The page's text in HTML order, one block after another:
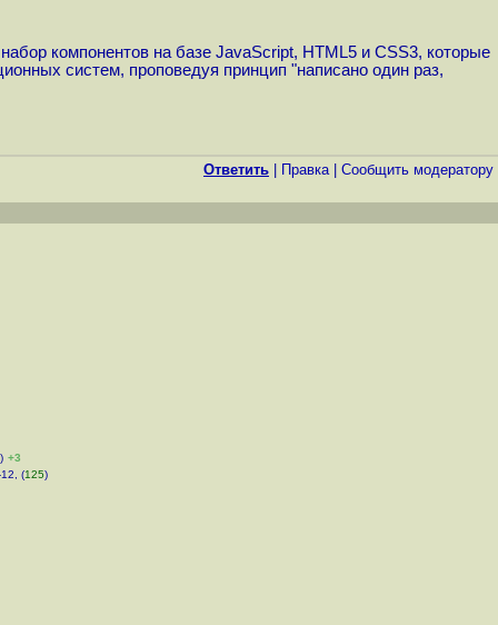
компонентов на базе JavaScript, HTML5 и CSS3, которые
систем, проповедуя принцип "написано один раз,
Ответить Правка| Cообщить модератору
) +3
(125)